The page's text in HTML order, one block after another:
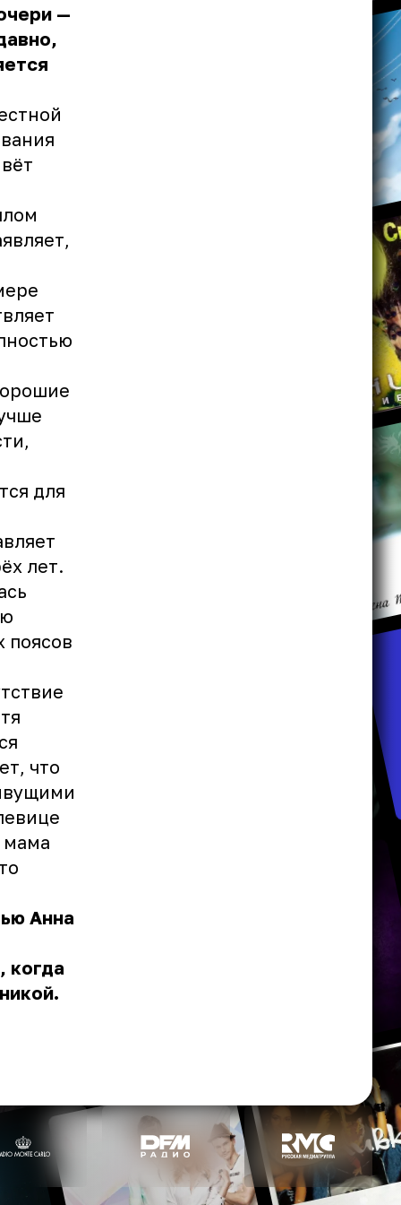
—
для
лет.
поясов
что
мама
Анна
когда